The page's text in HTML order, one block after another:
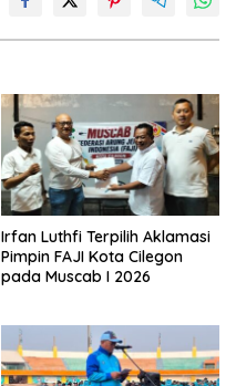
Irfan Luthfi Terpilih Aklamasi
Pimpin FAJI Kota Cilegon
pada Muscab I 2026